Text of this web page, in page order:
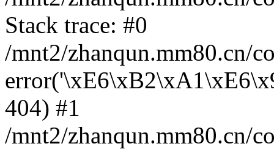
Stack trace: #0
/mnt2/zhanqun.mm80.cn/
404) #1
/mnt2/zhanqun.mm80.cn/